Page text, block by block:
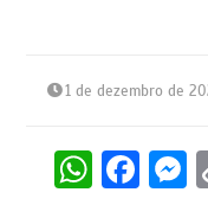
1 de dezembro de
W F